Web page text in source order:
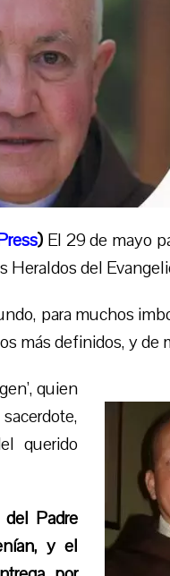
) El 29 de mayo
Heraldos del
para muchos
más definidos, y de
quien
querido
Padre
y el